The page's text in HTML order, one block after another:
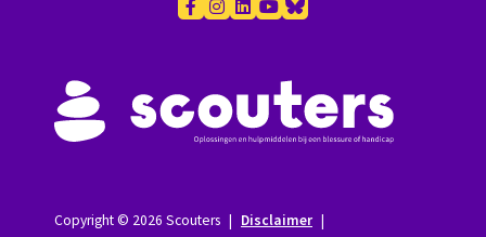
Copyright © 2026 Scouters | Disclaimer |